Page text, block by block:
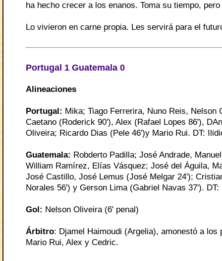
ha hecho crecer a los enanos. Toma su tiempo,
Lo vivieron en carne propia. Les servirá para el
Portugal 1 Guatemala 0
Alineaciones
Portugal : Mika; Tiago Ferrerira, Nuno Reis, Nelson
Caetano (Roderick 90'), Alex (Rafael Lopes 86'),
Oliveira; Ricardo Dias (Pele 46')y Mario Rui. DT:
Guatemala: Robderto Padilla; José Andrade,
William Ramírez, Elías Vásquez; José del Águila,
José Castillo, José Lemus (José Melgar 24');
Norales 56') y Gerson Lima (Gabriel Navas 37'). DT:
Gol : Nelson Oliveira (6' penal)
Árbitro: Djamel Haimoudi (Argelia), amonestó a los
Mario Rui, Alex y Cedric.